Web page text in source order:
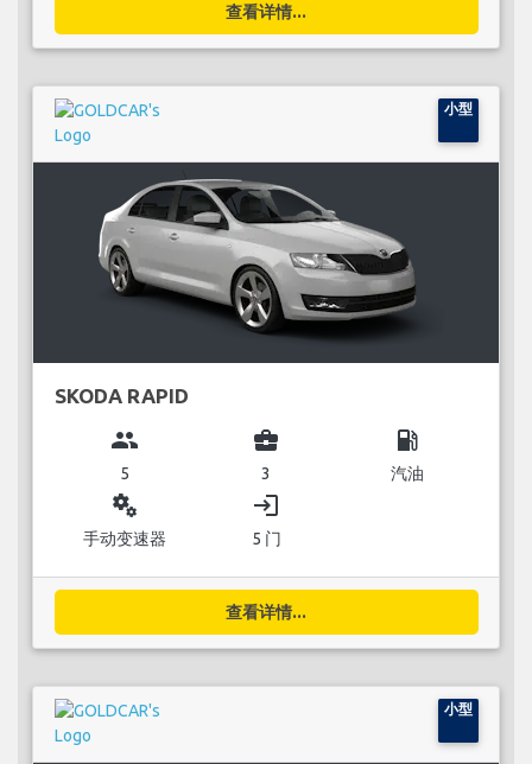
查看详情...
小型
SKODA RAPID
group
5
business_center
3
local_gas_station
汽油
miscellaneous_services
手动变速器
login
5 门
查看详情...
小型